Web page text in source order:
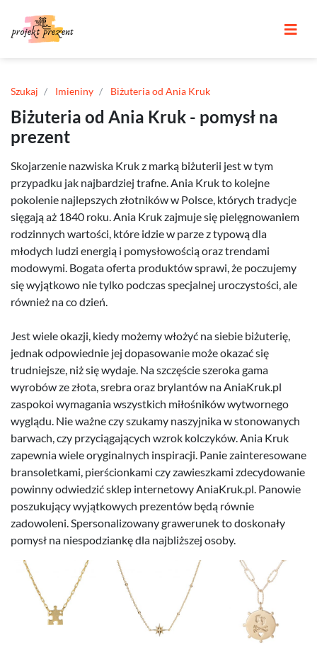
Szukaj Imieniny Biżuteria od Ania Kruk
Biżuteria od Ania Kruk - pomysł na
prezent
Skojarzenie nazwiska Kruk z marką biżuterii jest w tym
przypadku jak najbardziej trafne. Ania Kruk to kolejne
pokolenie najlepszych złotników w Polsce, których tradycje
sięgają aż 1840 roku. Ania Kruk zajmuje się pielęgnowaniem
rodzinnych wartości, które idzie w parze z typową dla
młodych ludzi energią i pomysłowością oraz trendami
modowymi. Bogata oferta produktów sprawi, że poczujemy
się wyjątkowo nie tylko podczas specjalnej uroczystości, ale
również na co dzień.
Jest wiele okazji, kiedy możemy włożyć na siebie biżuterię,
jednak odpowiednie jej dopasowanie może okazać się
trudniejsze, niż się wydaje. Na szczęście szeroka gama
wyrobów ze złota, srebra oraz brylantów na AniaKruk.pl
zaspokoi wymagania wszystkich miłośników wytwornego
wyglądu. Nie ważne czy szukamy naszyjnika w stonowanych
barwach, czy przyciągających wzrok kolczyków. Ania Kruk
zapewnia wiele oryginalnych inspiracji. Panie zainteresowane
bransoletkami, pierścionkami czy zawieszkami zdecydowanie
powinny odwiedzić sklep internetowy AniaKruk.pl. Panowie
poszukujący wyjątkowych prezentów będą równie
zadowoleni. Spersonalizowany grawerunek to doskonały
pomysł na niespodziankę dla najbliższej osoby.